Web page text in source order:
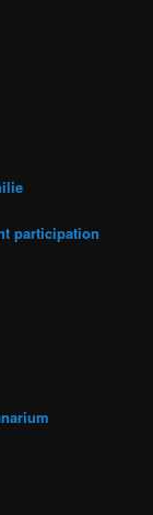
participation